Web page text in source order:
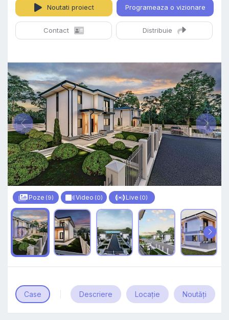
Poze (9) Video (0) Live (0)
Case Descriere Locație Noutăți
Noutati proiect Programeaza o vizionare
Contact Distribuie